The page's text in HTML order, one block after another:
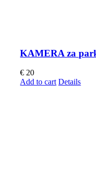
KAMERA za
€ 20
Add to cart Details